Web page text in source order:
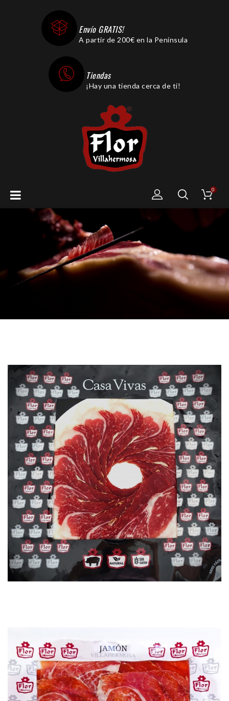
Envío GRATIS!
A partir de 200€ en la Península
Tiendas
¡Hay una tienda cerca de ti!
0